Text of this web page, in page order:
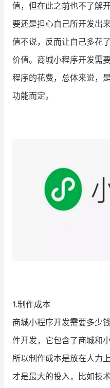
品牌消费观
新零售资讯
商家社区
合作共进
值，但在此之前也不了解
要还是担心自己所开发出
值不说，反而让自己多花
价值。商城小程序开发需
程序的花费，总体来说，
功能而定。
1.制作成本
商城小程序开发需要多少钱
件开发，它包含了商城和
所以制作成本是放在人力
才是最大的投入，比如技